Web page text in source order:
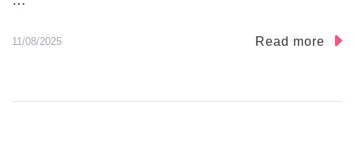
11/08/2025 Read more